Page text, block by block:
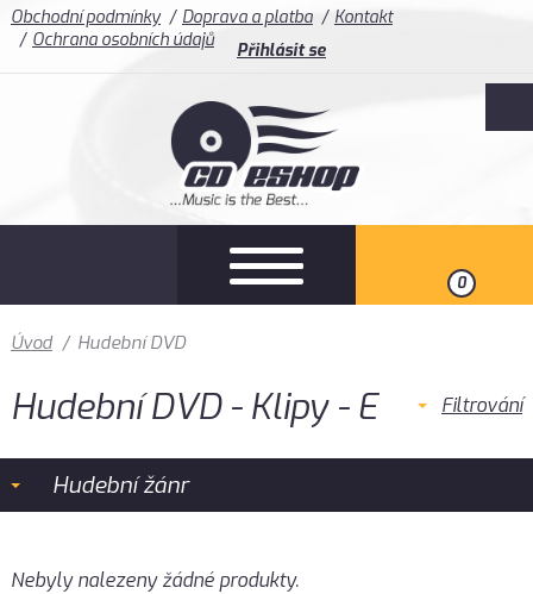
Obchodní podmínky Doprava a platba
Kontakt
Ochrana osobních údajů
Přihlásit se
0
Úvod / Hudební DVD
Hudební DVD - Klipy - E Filtrování
Hudební žánr
Nebyly nalezeny žádné produkty.